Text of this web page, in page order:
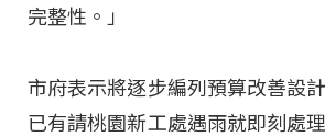
完整性。」
市府表示將逐步編列預算改善設
已有請桃園新工處遇雨就即刻處